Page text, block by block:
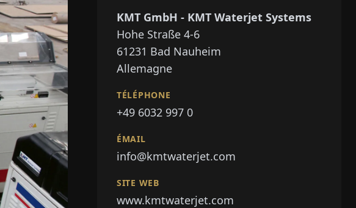
KMT GmbH - KMT Waterjet Systems
Hohe Straße 4-6
61231 Bad Nauheim
Allemagne
TÉLÉPHONE
+49 6032 997 0
ÉMAIL
info@kmtwaterjet.com
SITE WEB
www.kmtwaterjet.com